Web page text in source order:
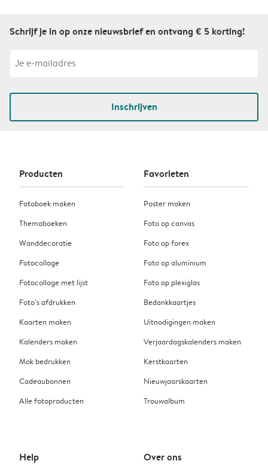
Schrijf je in op onze nieuwsbrief en ontvang € 5 korting!
Inschrijven
Producten
Fotoboek maken
Themaboeken
Wanddecoratie
Fotocollage
Fotocollage met lijst
Foto’s afdrukken
Kaarten maken
Kalenders maken
Mok bedrukken
Cadeaubonnen
Alle fotoproducten
Favorieten
Poster maken
Foto op canvas
Foto op forex
Foto op aluminium
Foto op plexiglas
Bedankkaartjes
Uitnodigingen maken
Verjaardagskalenders maken
Kerstkaarten
Nieuwjaarskaarten
Trouwalbum
Help Over ons